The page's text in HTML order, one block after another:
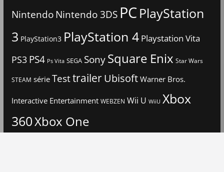
Nintendo Nintendo 3DS PCPlayStation
3 PlayStation3 PlayStation 4 Playstation Vita
PS3 PS4 Ps Vita SEGA Sony Square Enix Star Wars
STEAM série TesttrailerUbisoftWarner Bros.
Interactive Entertainment WEBZEN Wii U WiiU Xbox
360Xbox One